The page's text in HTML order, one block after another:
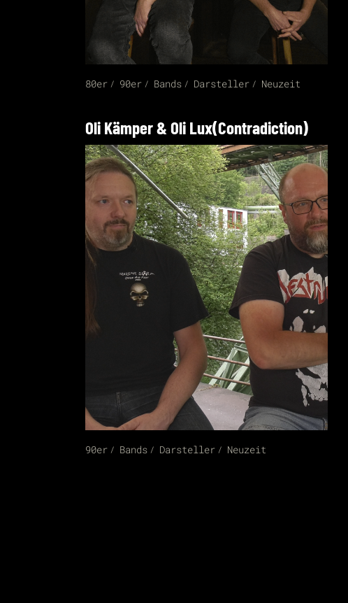
80er 90er Bands Darsteller Neuzeit
Oli Kämper & Oli Lux(Contradiction)
90er Bands Darsteller Neuzeit